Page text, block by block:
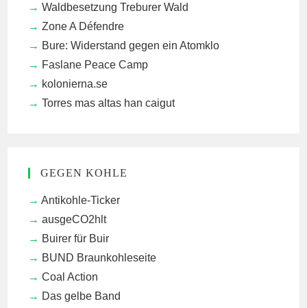
Waldbesetzung Treburer Wald
Zone A Défendre
Bure: Widerstand gegen ein Atomklo
Faslane Peace Camp
kolonierna.se
Torres mas altas han caigut
GEGEN KOHLE
Antikohle-Ticker
ausgeCO2hlt
Buirer für Buir
BUND Braunkohleseite
Coal Action
Das gelbe Band